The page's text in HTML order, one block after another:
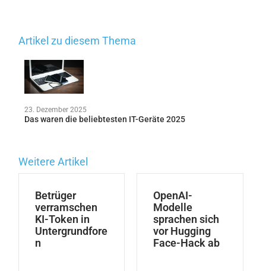
Artikel zu diesem Thema
23. Dezember 2025
Das waren die beliebtesten IT-Geräte 2025
Weitere Artikel
Betrüger
verramschen
KI-Token in
Untergrundfore
n
OpenAI-
Modelle
sprachen sich
vor Hugging
Face-Hack ab